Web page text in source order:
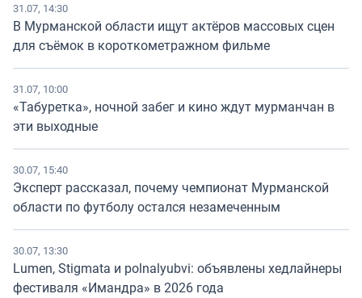
31.07, 14:30
В Мурманской области ищут актёров массовых сцен
для съёмок в короткометражном фильме
31.07, 10:00
«Табуретка», ночной забег и кино ждут мурманчан в
эти выходные
30.07, 15:40
Эксперт рассказал, почему чемпионат Мурманской
области по футболу остался незамеченным
30.07, 13:30
Lumen, Stigmata и polnalyubvi: объявлены хедлайнеры
фестиваля «Имандра» в 2026 года